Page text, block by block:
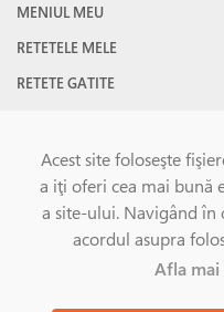
Acest site foloseşte
a iţi oferi cea mai bună
a site-ului. Navigând
acordul asupra
Afla
MENIUL MEU
RETETELE MELE
RETETE GATITE
©Gatesc.ro 2026